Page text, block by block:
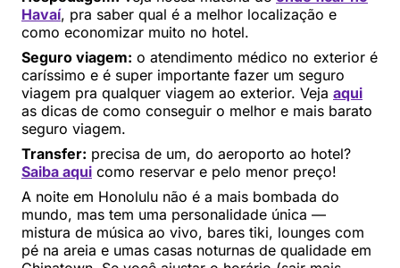
Havaí, pra saber qual é a melhor localização e
como economizar muito no hotel.
Seguro viagem: o atendimento médico no exterior é
caríssimo e é super importante fazer um seguro
viagem pra qualquer viagem ao exterior. Veja aqui
as dicas de como conseguir o melhor e mais barato
seguro viagem.
Transfer: precisa de um, do aeroporto ao hotel?
Saiba aqui como reservar e pelo menor preço!
A noite em Honolulu não é a mais bombada do
mundo, mas tem uma personalidade única —
mistura de música ao vivo, bares tiki, lounges com
pé na areia e umas casas noturnas de qualidade em